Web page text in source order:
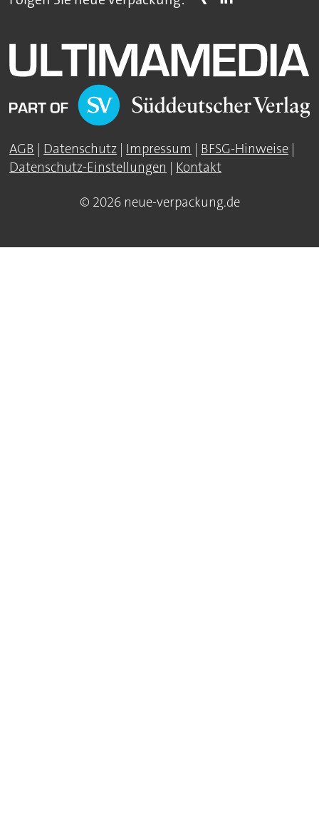
AGB | Datenschutz | Impressum | BFSG-Hinweise |
Datenschutz-Einstellungen | Kontakt
© 2026 neue-verpackung.de